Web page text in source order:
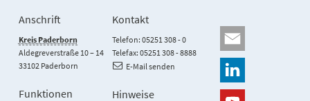
Anschrift
Kreis Paderborn
Aldegreverstraße 10 – 14
33102 Paderborn
Kontakt
Telefon: 05251 308 - 0
Telefax: 05251 308 - 8888
E-Mail senden
Funktionen Hinweise